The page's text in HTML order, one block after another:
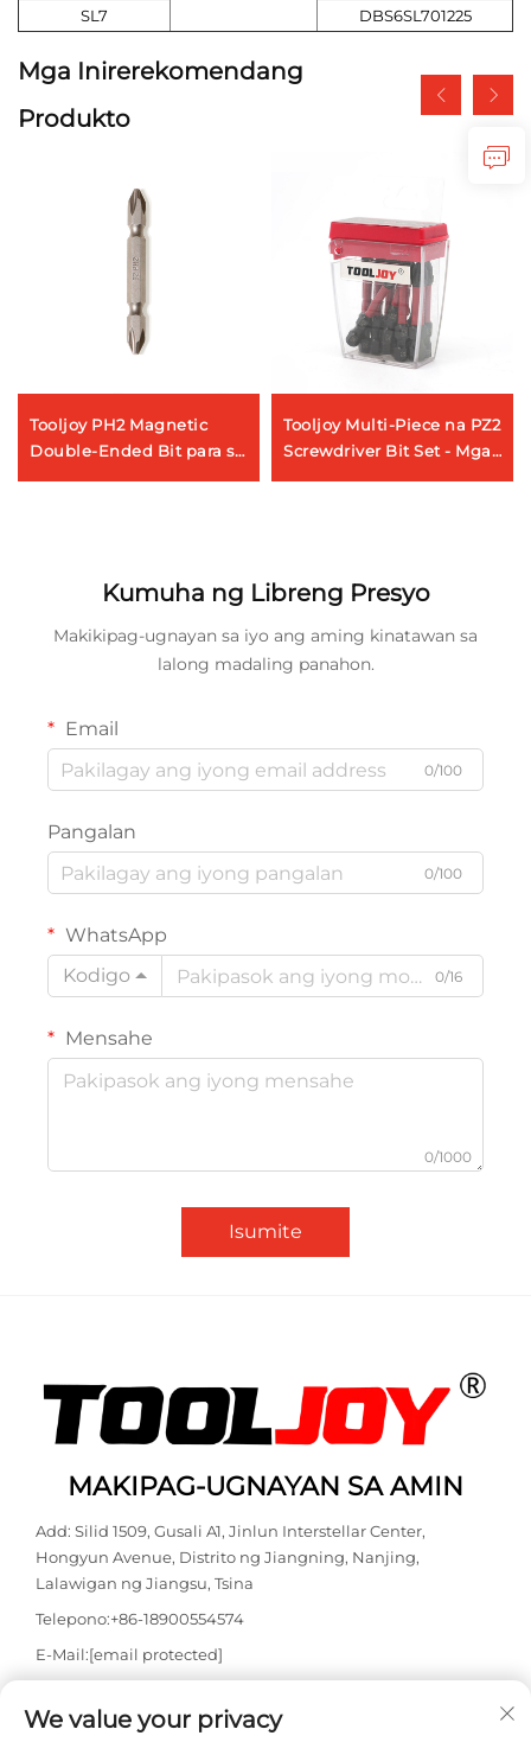
SL7
DBS6SL701225
Mga Inirerekomendang
Produkto
Tooljoy PH2 Magnetic
Double-Ended Bit para sa
Tooljoy Multi-Piece na PZ2
Screwdriver Bit Set - Mga
Kumuha ng Libreng Presyo
Makikipag-ugnayan sa iyo ang aming kinatawan sa
lalong madaling panahon.
Email
0/100
Pangalan
0/100
WhatsApp
Kodigo
0/16
Mensahe
0/1000
Isumite
MAKIPAG-UGNAYAN SA AMIN
Add: Silid 1509, Gusali A1, Jinlun Interstellar Center,
Hongyun Avenue, Distrito ng Jiangning, Nanjing,
Lalawigan ng Jiangsu, Tsina
Telepono:+86-18900554574
E-Mail:[email protected]
We value your privacy